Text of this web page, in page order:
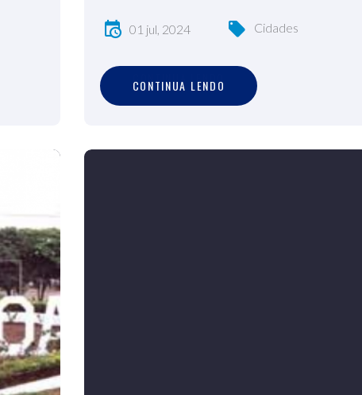
01 jul, 2024 Cidades
CO NTINUA L END O
CONTINUA LENDO